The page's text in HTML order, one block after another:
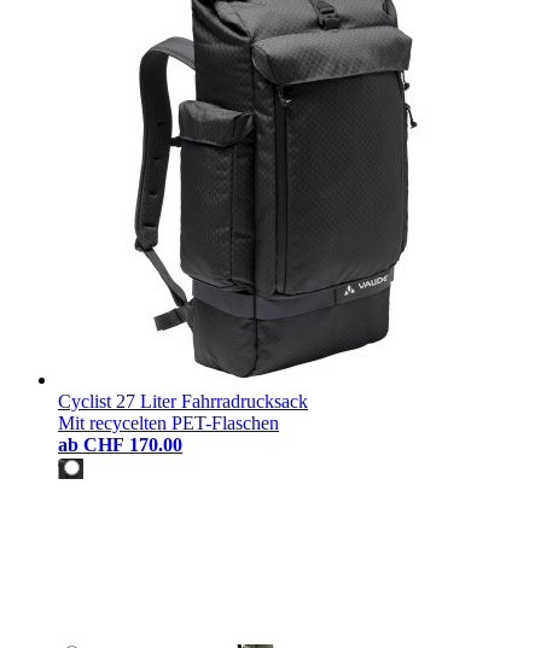
Cyclist 27 Liter Fahrradrucksack
Mit recycelten PET-Flaschen
ab CHF 170.00